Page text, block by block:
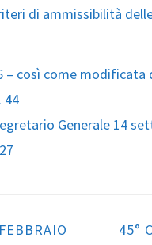
di ammissibilità
– così come modificata
44
Generale 14
45°